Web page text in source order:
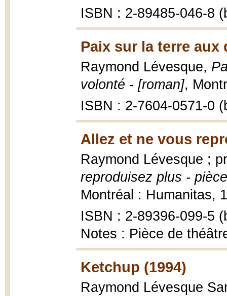
ISBN : 2-89485-046-8
Paix sur la terre aux
Raymond Lévesque,
volonté - [roman],
ISBN : 2-7604-0571-0
Allez et ne vous
Raymond Lévesque ;
reproduisez plus -
Montréal : Humanitas,
ISBN : 2-89396-099-5
Notes : Pièce de
Ketchup (1994)
Raymond Lévesque